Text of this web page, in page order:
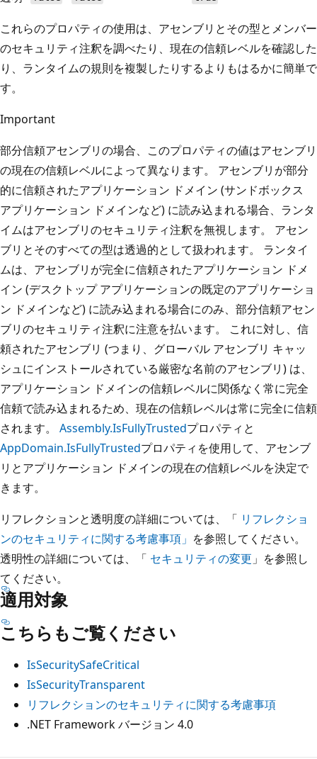
これらのプロパティの使用は、アセンブリとその型とメンバー
のセキュリティ注釈を調べたり、現在の信頼レベルを確認した
り、ランタイムの規則を複製したりするよりもはるかに簡単で
す。
Important
部分信頼アセンブリの場合、このプロパティの値はアセンブリ
の現在の信頼レベルによって異なります。 アセンブリが部分
的に信頼されたアプリケーション ドメイン (サンドボックス
アプリケーション ドメインなど) に読み込まれる場合、ランタ
イムはアセンブリのセキュリティ注釈を無視します。 アセン
ブリとそのすべての型は透過的として扱われます。 ランタイ
ムは、アセンブリが完全に信頼されたアプリケーション ドメ
イン (デスクトップ アプリケーションの既定のアプリケーショ
ン ドメインなど) に読み込まれる場合にのみ、部分信頼アセン
ブリのセキュリティ注釈に注意を払います。 これに対し、信
頼されたアセンブリ (つまり、グローバル アセンブリ キャッ
シュにインストールされている厳密な名前のアセンブリ) は、
アプリケーション ドメインの信頼レベルに関係なく常に完全
信頼で読み込まれるため、現在の信頼レベルは常に完全に信頼
されます。 Assembly.IsFullyTrustedプロパティと
AppDomain.IsFullyTrustedプロパティを使用して、アセンブ
リとアプリケーション ドメインの現在の信頼レベルを決定で
きます。
リフレクションと透明度の詳細については、「 リフレクショ
ンのセキュリティに関する考慮事項」 を参照してください。
透明性の詳細については、「 セキュリティの変更 」を参照し
てください。
適用対象
こちらもご覧ください
IsSecuritySafeCritical
IsSecurityTransparent
リフレクションのセキュリティに関する考慮事項
.NET Framework バージョン 4.0
読